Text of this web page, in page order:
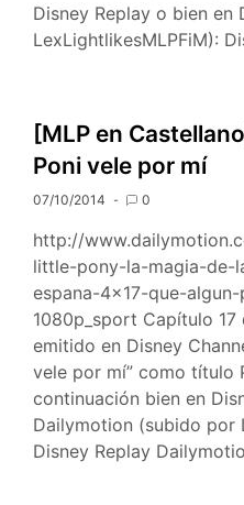
Disney Replay o bien
LexLightlikesMLPFiM):
[MLP en
Poni vele por mí
07/10/2014 0
http://
little-pony-la-magia-de-
espana-4×17-que-
1080p_sport Capítulo
emitido en Disney
vele por mí” como título
continuación bien en
Dailymotion (subido por
Disney Replay